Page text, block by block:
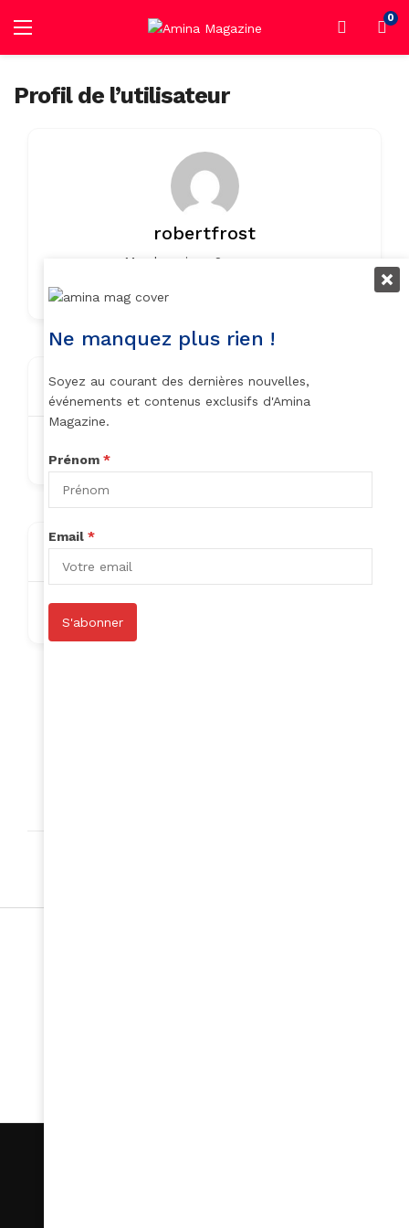
0
Profil de l’utilisateur
robertfrost
Member since 2 years ago
Contact Info
bifopi2793@ikowat.com
About
Ne manquez plus rien !
Soyez au courant des dernières nouvelles,
événements et contenus exclusifs d'Amina
Magazine.
Prénom *
Email *
S'abonner